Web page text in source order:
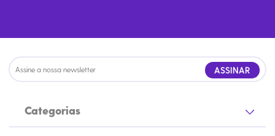
ASSINAR
Categorias